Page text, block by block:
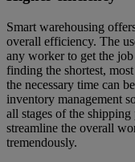
Smart warehousing
overall efficiency. The
any worker to get the
finding the shortest,
the necessary time can
inventory management
all stages of the
streamline the overall
tremendously.